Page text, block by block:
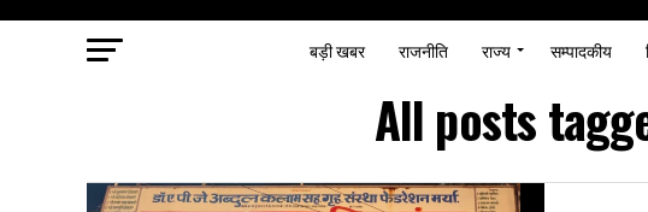
बड़ी खबर राजनीति राज्य सम्पादकीय
All posts